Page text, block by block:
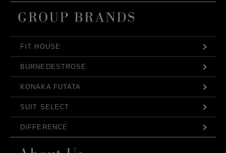
FIT HOUSE
BURNEDESTROSE
KONAKA FUTATA
SUIT SELECT
DIFFERENCE